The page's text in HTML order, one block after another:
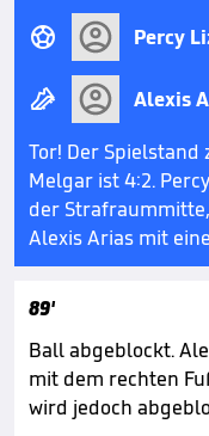
 Percy

Alexis
Tor! Der Spielstand
Melgar ist 4:2.
der
Alexis Arias mit
89'
Ball abgeblockt.
mit dem rechten
wird jedoch